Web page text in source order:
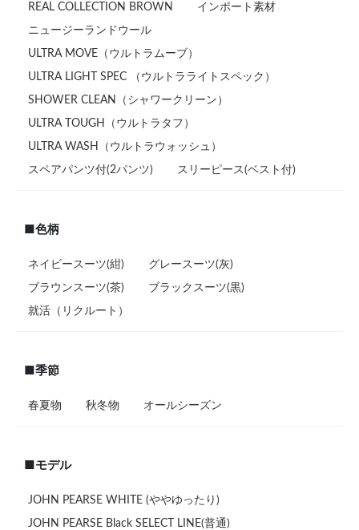
REAL COLLECTION BROWN インポート素材
ニュージーランドウール
ULTRA MOVE（ウルトラムーブ）
ULTRA LIGHT SPEC （ウルトラライトスペック）
SHOWER CLEAN（シャワークリーン）
ULTRA TOUGH（ウルトラタフ）
ULTRA WASH（ウルトラウォッシュ）
スペアパンツ付(2パンツ) スリーピース(ベスト付)
■色柄
ネイビースーツ(紺) グレースーツ(灰)
ブラウンスーツ(茶) ブラックスーツ(黒)
就活（リクルート）
■季節
春夏物 秋冬物 オールシーズン
■モデル
JOHN PEARSE WHITE (ややゆったり)
JOHN PEARSE Black SELECT LINE(普通)